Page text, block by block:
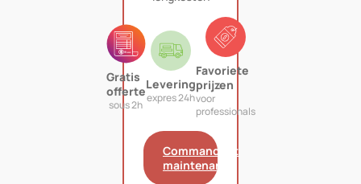
Gratis
offerte
sous 2h
Levering
expres 24h
Favoriete
prijzen
voor
professionals
Commandant
maintenant